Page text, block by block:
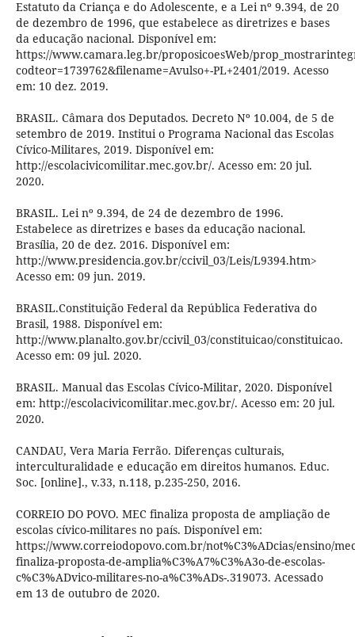
Estatuto da Criança e do Adolescente, e a Lei nº 9.394, de 20
de dezembro de 1996, que estabelece as diretrizes e bases
da educação nacional. Disponível em:
https://www.camara.leg.br/proposicoesWeb/
codteor=1739762&filename=Avulso+-PL+2401/2019. Acesso
em: 10 dez. 2019.
BRASIL. Câmara dos Deputados. Decreto Nº 10.004, de 5 de
setembro de 2019. Institui o Programa Nacional das Escolas
Cívico-Militares, 2019. Disponível em:
http://escolacivicomilitar.mec.gov.br/. Acesso em: 20 jul.
2020.
BRASIL. Lei nº 9.394, de 24 de dezembro de 1996.
Estabelece as diretrizes e bases da educação nacional.
Brasília, 20 de dez. 2016. Disponível em:
http://www.presidencia.gov.br/ccivil_03/Leis/L9394.htm>
Acesso em: 09 jun. 2019.
BRASIL.Constituição Federal da República Federativa do
Brasil, 1988. Disponível em:
http://www.planalto.gov.br/ccivil_03/constituicao/constituicao.
Acesso em: 09 jul. 2020.
BRASIL. Manual das Escolas Cívico-Militar, 2020. Disponível
em: http://escolacivicomilitar.mec.gov.br/. Acesso em: 20 jul.
2020.
CANDAU, Vera Maria Ferrão. Diferenças culturais,
interculturalidade e educação em direitos humanos. Educ.
Soc. [online]., v.33, n.118, p.235-250, 2016.
CORREIO DO POVO. MEC finaliza proposta de ampliação de
escolas cívico-militares no país. Disponível em:
https://www.correiodopovo.com.br/not%C3%ADcias/ensino/
finaliza-proposta-de-amplia%C3%A7%C3%A3o-de-escolas-
c%C3%ADvico-militares-no-a%C3%ADs-.319073. Acessado
em 13 de outubro de 2020.